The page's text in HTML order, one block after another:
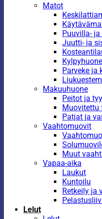
Matot
Puuvilla-
Juutti- ja
Parveke ja
Makuuhuone
Peitot ja
Muovitettu
Patjat ja
Vaahtomuovit
Muut
Vapaa-aika
Laukut
Kuntoilu
Retkeily ja
Lelut